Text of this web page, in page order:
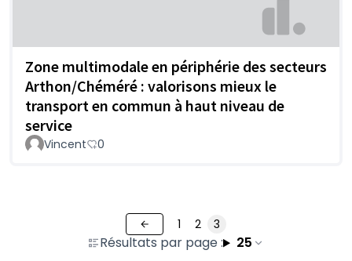
Zone multimodale en périphérie des secteurs
Arthon/Chéméré : valorisons mieux le
transport en commun à haut niveau de
service
Vincent 0
Résultats par page : 25
1 2 3